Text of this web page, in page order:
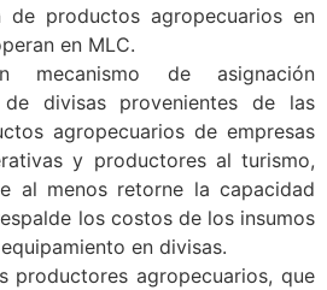
de productos agropecuarios en
en MLC.
mecanismo de asignación
de divisas provenientes de las
agropecuarios de empresas
y productores al turismo,
al menos retorne la capacidad
los costos de los insumos
en divisas.
productores agropecuarios, que